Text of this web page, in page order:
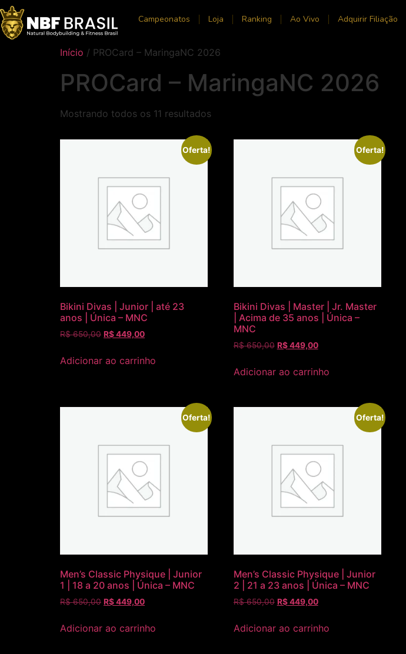
Campeonatos Loja Ranking Ao Vivo Adquirir Filiação
Início / PROCard – MaringaNC 2026
PROCard – MaringaNC 2026
Mostrando todos os 11 resultados
Oferta!
Bikini Divas | Junior | até 23
anos | Única – MNC
R$650,00 R$449,00
Adicionar ao carrinho
Oferta!
Bikini Divas | Master | Jr. Master
| Acima de 35 anos | Única –
MNC
R$650,00 R$449,00
Adicionar ao carrinho
Oferta!
Men’s Classic Physique | Junior
1 | 18 a 20 anos | Única – MNC
R$650,00 R$449,00
Adicionar ao carrinho
Oferta!
Men’s Classic Physique | Junior
2 | 21 a 23 anos | Única – MNC
R$650,00 R$449,00
Adicionar ao carrinho